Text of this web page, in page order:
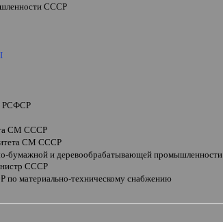
СССР
РСФСР
СМ СССР
СМ СССР
бумажной и деревообрабатывающей промышленности
СССР
по материально-техническому снабжению